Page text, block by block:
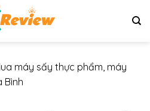
máy sấy thực phẩm, máy
Bình